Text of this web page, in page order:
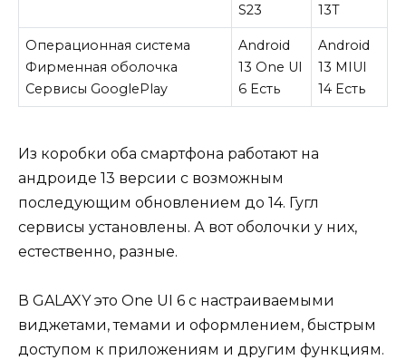
S23
13T
Операционная система
Фирменная оболочка
Сервисы GooglePlay
Android
13 One UI
6 Есть
Android
13 MIUI
14 Есть
Из коробки оба смартфона работают на
андроиде 13 версии с возможным
последующим обновлением до 14. Гугл
сервисы установлены. А вот оболочки у них,
естественно, разные.
В GALAXY это One UI 6 с настраиваемыми
виджетами, темами и оформлением, быстрым
доступом к приложениям и другим функциям.